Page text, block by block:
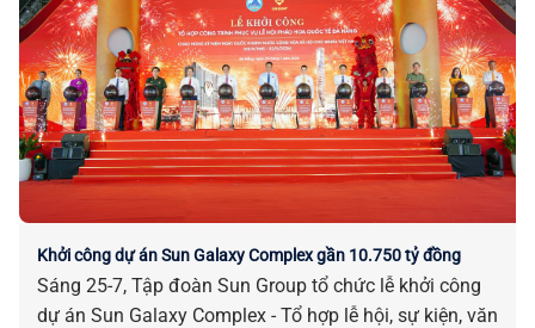
Khởi công dự án Sun Galaxy Complex gần 10.750 tỷ đồng
Sáng 25-7, Tập đoàn Sun Group tổ chức lễ khởi công
dự án Sun Galaxy Complex - Tổ hợp lễ hội, sự kiện, văn